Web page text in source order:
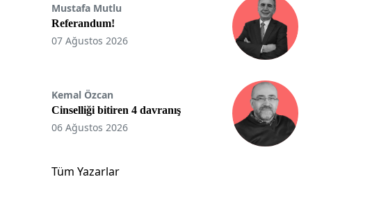
Mustafa Mutlu
Referandum!
07 Ağustos 2026
Kemal Özcan
Cinselliği bitiren 4 davranış
06 Ağustos 2026
Tüm Yazarlar